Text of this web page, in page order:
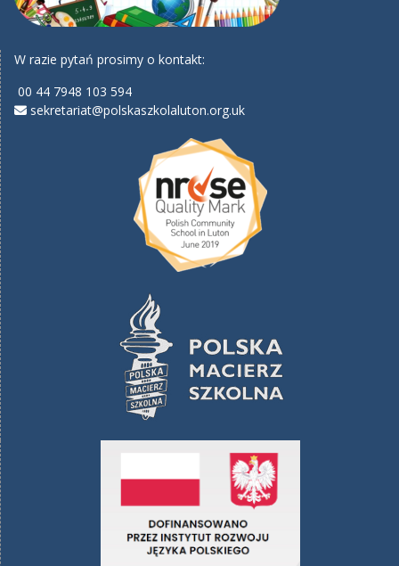
W razie pytań prosimy o kontakt:
00 44 7948 103 594
sekretariat@polskaszkolaluton.org.uk